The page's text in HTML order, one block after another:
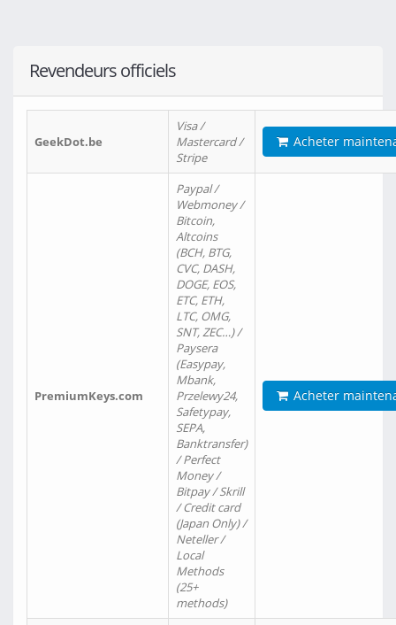
Revendeurs officiels
GeekDot.be
Visa /
Mastercard /
Stripe
Acheter
PremiumKeys.com
Paypal /
Webmoney /
Bitcoin,
Altcoins
(BCH, BTG,
CVC, DASH,
DOGE, EOS,
ETC, ETH,
LTC, OMG,
SNT, ZEC…) /
Paysera
(Easypay,
Mbank,
Przelewy24,
Safetypay,
SEPA,
Banktransfer)
/ Perfect
Money /
Bitpay / Skrill
/ Credit card
(Japan Only) /
Neteller /
Local
Methods
(25+
methods)
Acheter